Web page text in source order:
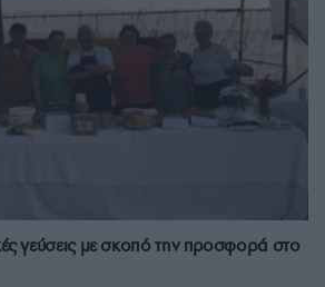
γεύσεις με σκοπό την προσφορά στο